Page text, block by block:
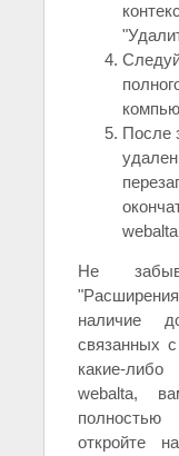
После
Не
наличие
связанных
какие-
webalta,
откройте